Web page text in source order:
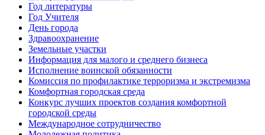
Год литературы
Год Учителя
День города
Здравоохранение
Земельные участки
Информация для малого и среднего бизнеса
Исполнение воинской обязанности
Комиссия по профилактике терроризма и экстремизма
Комфортная городская среда
Конкурс лучших проектов создания комфортной
городской среды
Международное сотрудничество